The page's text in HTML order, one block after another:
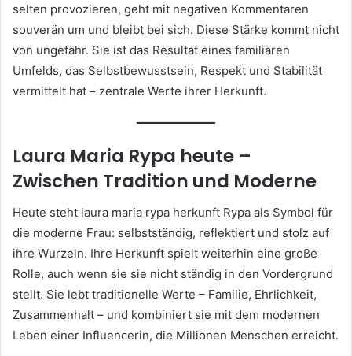
selten provozieren, geht mit negativen Kommentaren
souverän um und bleibt bei sich. Diese Stärke kommt nicht
von ungefähr. Sie ist das Resultat eines familiären
Umfelds, das Selbstbewusstsein, Respekt und Stabilität
vermittelt hat – zentrale Werte ihrer Herkunft.
Laura Maria Rypa heute –
Zwischen Tradition und Moderne
Heute steht laura maria rypa herkunft Rypa als Symbol für
die moderne Frau: selbstständig, reflektiert und stolz auf
ihre Wurzeln. Ihre Herkunft spielt weiterhin eine große
Rolle, auch wenn sie sie nicht ständig in den Vordergrund
stellt. Sie lebt traditionelle Werte – Familie, Ehrlichkeit,
Zusammenhalt – und kombiniert sie mit dem modernen
Leben einer Influencerin, die Millionen Menschen erreicht.